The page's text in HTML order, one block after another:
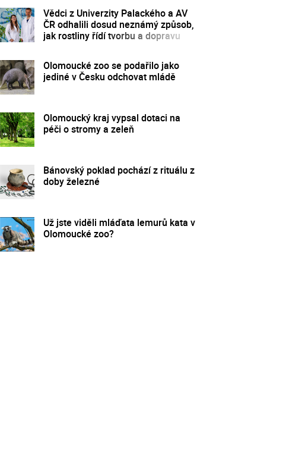
Vědci z Univerzity Palackého a AV
ČR odhalili dosud neznámý způsob,
jak rostliny řídí tvorbu a dopravu
Olomoucké zoo se podařilo jako
jediné v Česku odchovat mládě
Olomoucký kraj vypsal dotaci na
péči o stromy a zeleň
Bánovský poklad pochází z rituálu z
doby železné
Už jste viděli mláďata lemurů kata v
Olomoucké zoo?